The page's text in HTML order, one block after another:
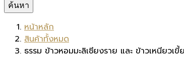
ค้นหา
หน้าหลัก
สินค้าทั้งหมด
ธรรม ข้าวหอมมะลิเชียงราย และ ข้าวเหนีย